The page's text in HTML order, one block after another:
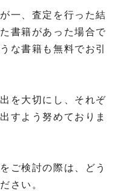
一、査定を行った結
書籍があった場合で
な書籍も無料でお引
を大切にし、それぞ
すよう努めておりま
ご検討の際は、どう
さい。